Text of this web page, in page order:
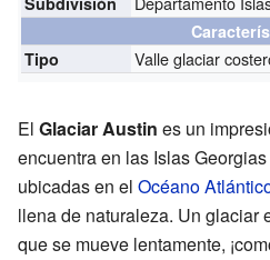
Tipo
Valle glaciar
El Glaciar Austin es un
encuentra en las Islas
ubicadas en el Océano
llena de naturaleza. Un glaciar
que se mueve lentamente,